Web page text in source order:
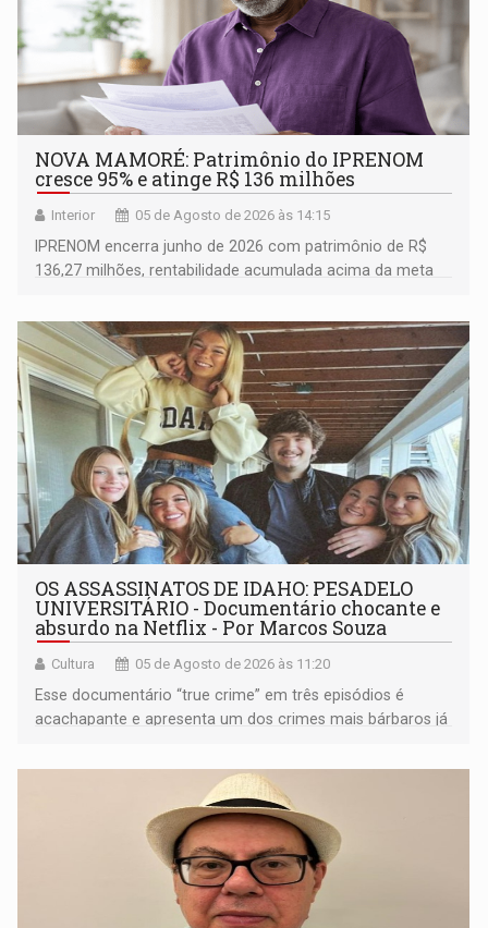
NOVA MAMORÉ: Patrimônio do IPRENOM
cresce 95% e atinge R$ 136 milhões
Interior 05 de Agosto de 2026 às 14:15
IPRENOM encerra junho de 2026 com patrimônio de R$
136,27 milhões, rentabilidade acumulada acima da meta
OS ASSASSINATOS DE IDAHO: PESADELO
UNIVERSITÁRIO - Documentário chocante e
absurdo na Netflix - Por Marcos Souza
Cultura 05 de Agosto de 2026 às 11:20
Esse documentário “true crime” em três episódios é
acachapante e apresenta um dos crimes mais bárbaros já
que moravam em uma casa que ficava numa vila